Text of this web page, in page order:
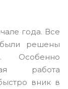
года. Все
решены
Особенно
работа
вник в